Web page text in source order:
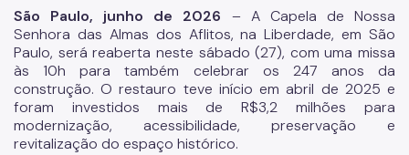
Piá
Vocacional
Jovem Monitor Cultural
Edital de Credenciamento 2026/2027
São Paulo, junho de 2026 – A Capela de Nossa
Senhora das Almas dos Aflitos, na Liberdade, em São
Paulo, será reaberta neste sábado (27), com uma missa
às 10h para também celebrar os 247 anos da
construção. O restauro teve início em abril de 2025 e
foram investidos mais de R$3,2 milhões para
modernização, acessibilidade, preservação e
revitalização do espaço histórico.